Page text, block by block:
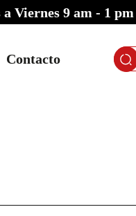
a Viernes 9 am - 1
Contacto
Buscar
por: